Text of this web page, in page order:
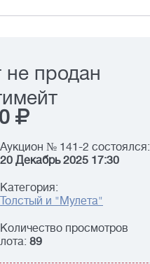
не продан
0
Аукцион № 141-2 состоялся:
20 Декабрь 2025 17:30
Категория:
Толстый и "Мулета"
Количество просмотров
лота: 89